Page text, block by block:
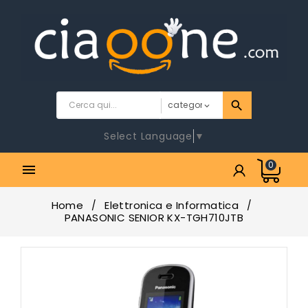
Select Language ▼
 0
Home
Elettronica e Informatica
PANASONIC SENIOR KX-TGH710JTB